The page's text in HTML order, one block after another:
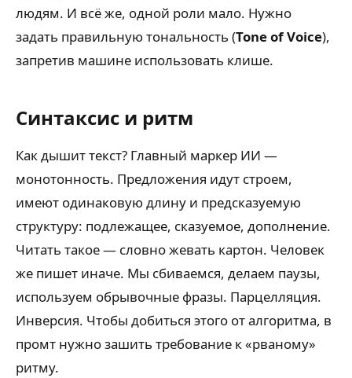
людям. И всё же, одной роли мало. Нужно
задать правильную тональность (Tone of Voice),
запретив машине использовать клише.
Синтаксис и ритм
Как дышит текст? Главный маркер ИИ —
монотонность. Предложения идут строем,
имеют одинаковую длину и предсказуемую
структуру: подлежащее, сказуемое, дополнение.
Читать такое — словно жевать картон. Человек
же пишет иначе. Мы сбиваемся, делаем паузы,
используем обрывочные фразы. Парцелляция.
Инверсия. Чтобы добиться этого от алгоритма, в
промт нужно зашить требование к «рваному»
ритму.